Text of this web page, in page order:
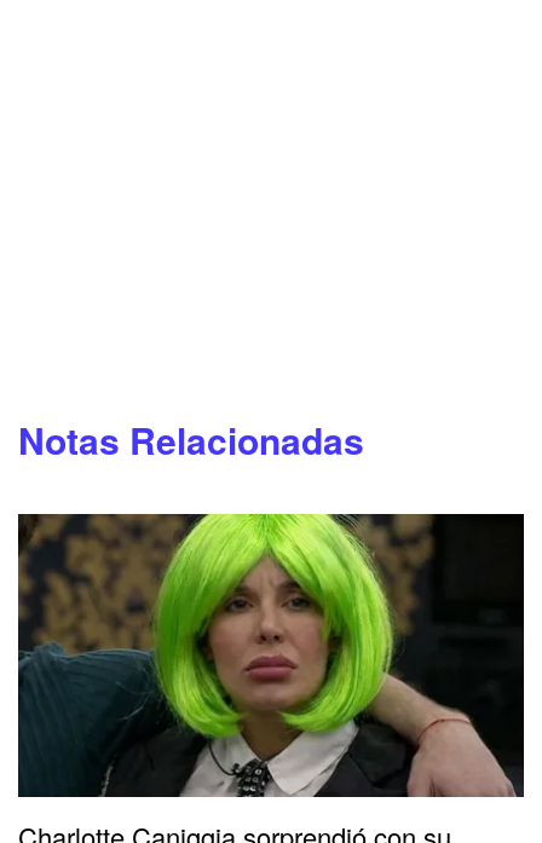
Notas Relacionadas